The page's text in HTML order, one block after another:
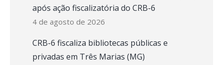
após ação fiscalizatória do CRB-6
4 de agosto de 2026
CRB-6 fiscaliza bibliotecas públicas e
privadas em Três Marias (MG)